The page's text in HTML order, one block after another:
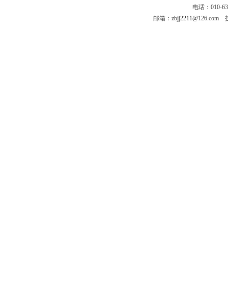
电话：010-
邮箱：zbjj2211@126.com